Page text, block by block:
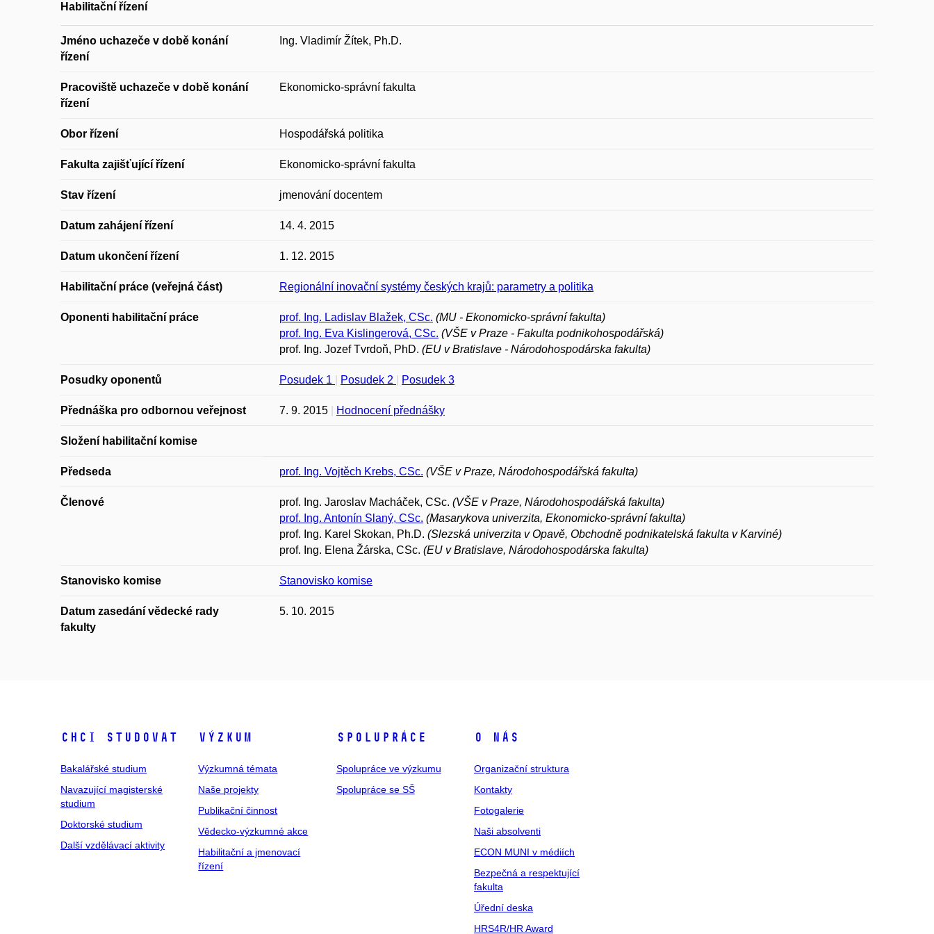
Habilitační řízení
Jméno uchazeče v době konání
řízení
Ing. Vladimír Žítek, Ph.D.
Pracoviště uchazeče v době konání
řízení
Ekonomicko-správní fakulta
Obor řízení Hospodářská politika
Fakulta zajišťující řízení Ekonomicko-správní fakulta
Stav řízení jmenování docentem
Datum zahájení řízení 14. 4. 2015
Datum ukončení řízení 1. 12. 2015
Habilitační práce (veřejná část) Regionální inovační systémy českých krajů: parametry a politika
Oponenti habilitační práce prof. Ing. Ladislav Blažek, CSc. (MU - Ekonomicko-správní fakulta)
prof. Ing. Eva Kislingerová, CSc. (VŠE v Praze - Fakulta podnikohospodářská)
prof. Ing. Jozef Tvrdoň, PhD. (EU v Bratislave - Národohospodárska fakulta)
Posudky oponentů Posudek 1 Posudek 2 Posudek 3
Přednáška pro odbornou veřejnost 7. 9. 2015 Hodnocení přednášky
Složení habilitační komise
Předseda prof. Ing. Vojtěch Krebs, CSc. (VŠE v Praze, Národohospodářská fakulta)
Členové prof. Ing. Jaroslav Macháček, CSc. (VŠE v Praze, Národohospodářská fakulta)
prof. Ing. Antonín Slaný, CSc. (Masarykova univerzita, Ekonomicko-správní fakulta)
prof. Ing. Karel Skokan, Ph.D. (Slezská univerzita v Opavě, Obchodně podnikatelská fakulta v Karviné)
prof. Ing. Elena Žárska, CSc. (EU v Bratislave, Národohospodárska fakulta)
Stanovisko komise Stanovisko komise
Datum zasedání vědecké rady
fakulty
5. 10. 2015
Chci studovat
Bakalářské studium
Navazující magisterské
studium
Doktorské studium
Další vzdělávací aktivity
Výzkum
Výzkumná témata
Naše projekty
Publikační činnost
Vědecko-výzkumné akce
Habilitační a jmenovací
řízení
Spolupráce
Spolupráce ve výzkumu
Spolupráce se SŠ
O nás
Organizační struktura
Kontakty
Fotogalerie
Naši absolventi
ECON MUNI v médiích
Bezpečná a respektující
fakulta
Úřední deska
HRS4R/HR Award